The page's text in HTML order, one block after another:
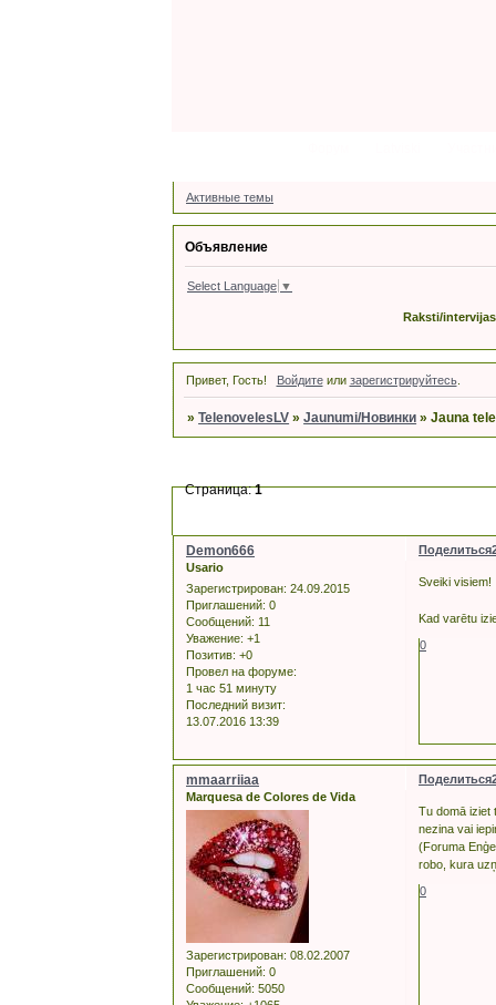
Активные темы
Объявление
Select Language ▼
Raksti/
Привет, Гость! Войдитеили зарегистрируйтесь.
»TelenovelesLV »Jaunumi/Новинки »Jauna
Страница:1
Поделиться
Demon666
Usario
Зарегистрирован: 24.09.2015
Приглашений: 0
Сообщений: 11
Уважение: +1
Позитив: +0
Провел на форуме:
1 час 51 минуту
Последний визит:
13.07.2016 13:39
Sveiki visiem!
Kad varētu
0
Поделиться
mmaarriiaa
Marquesa de Colores de Vida
Зарегистрирован: 08.02.2007
Приглашений: 0
Сообщений: 5050
Tu domā iziet
nezina vai
(Foruma
robo, kura
0